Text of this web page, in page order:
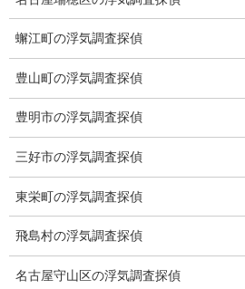
クーリング・オフ
ワンストップサービス
アフターフォロー
顧問弁護士のご案内
蠏江町の浮気調査探偵
豊山町の浮気調査探偵
豊明市の浮気調査探偵
三好市の浮気調査探偵
東栄町の浮気調査探偵
飛島村の浮気調査探偵
名古屋守山区の浮気調査探偵